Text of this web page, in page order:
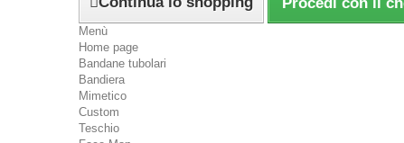
Menù
Home page
Bandane tubolari
Bandiera
Mimetico
Custom
Teschio